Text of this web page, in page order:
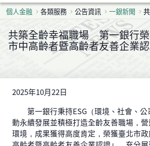
個人金融 各類服務 公告資訊 一銀新聞
共築全齡幸福職場 第一銀行
市中高齡者暨高齡者友善企業認
2025年10月22日
第一銀行秉持ESG（環境、社會、公
動永續發展並積極打造全齡友善職場，
環境，成果獲得高度肯定，榮獲臺北市